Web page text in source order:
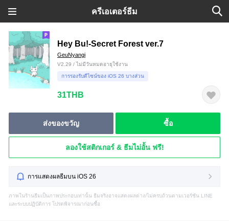
ครีเอเตอร์ธีม
Hey Bu!-Secret Forest ver.7
GeuNyangi
V2.29 / ไม่มีวันหมดอายุใช้งาน
การรองรับดีไซน์ของ iOS 26 บางส่วน
31THB
ส่งของขวัญ ซื้อ
ลองใช้สติกเกอร์ & ธีมไม่อั้น ฟรี!
การแสดงผลธีมบน iOS 26
ภาพในร้านธีมเป็นภาพประกอบเท่านั้น ธีมจริงอาจแสดงผลต่าง/ไม่ครบถ้วนตามเวอร์ชัน LINE
และระบบปฏิบัติการ โปรดพิจารณาก่อนซื้อ